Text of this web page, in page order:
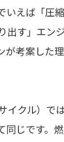
いえば「圧
出す」エン
が考案した
イクル）で
同じです。